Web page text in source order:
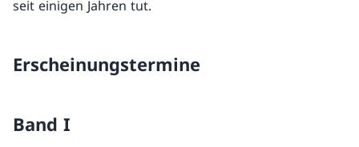
seit einigen Jahren tut.
Erscheinungstermine
Band I